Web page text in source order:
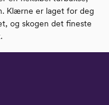
Klærne er laget for deg
og skogen det fineste